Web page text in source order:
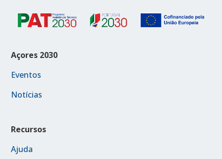
Açores 2030
Eventos
Notícias
Recursos
Ajuda